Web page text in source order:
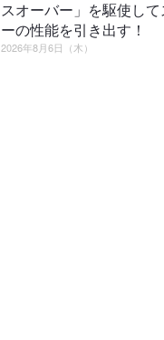
スオーバー」を駆使して
ーの性能を引き出す！
2026年8月6日（木）